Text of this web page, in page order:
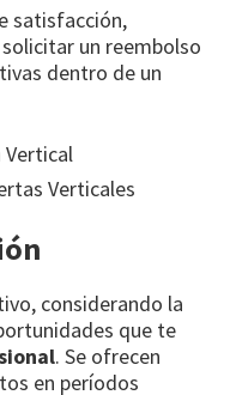
satisfacción,
un reembolso
dentro de un
considerando la
que te
. Se ofrecen
en períodos